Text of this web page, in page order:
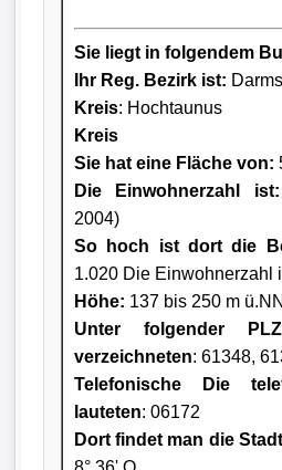
Sie liegt in folgendem
Ihr Reg. Bezirk ist:
Kreis: Hochtaunus
Kreis
Sie hat eine Fläche von:
Die Einwohnerzahl ist:
2004)
So hoch ist dort die
1.020 Die Einwohnerzahl
Höhe: 137 bis 250 m ü.NN
Unter folgender
verzeichneten: 61348,
Telefonische Die
lauteten: 06172
Dort findet man die